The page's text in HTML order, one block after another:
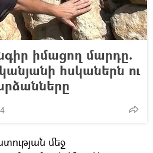
իմացող մարդը.
հսկաներն ու
մեջ